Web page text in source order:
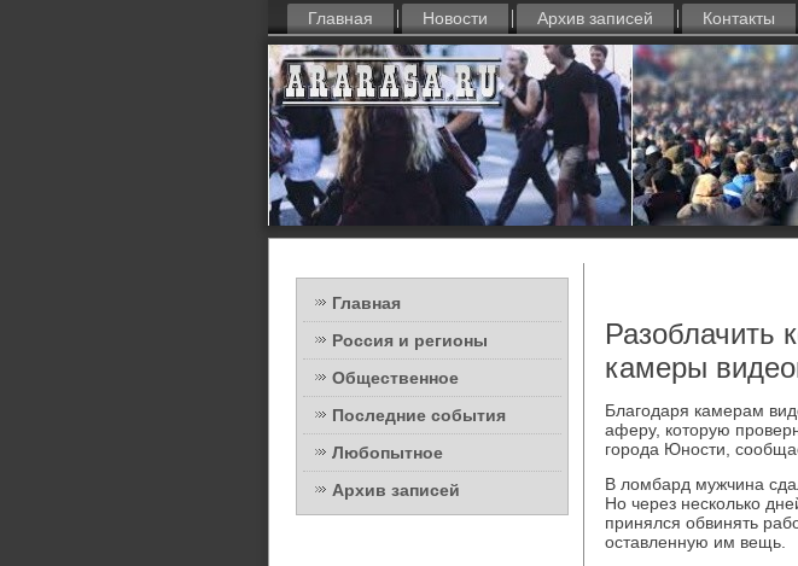
Главная Новости Архив записей Контакты
Главная
Россия и регионы
Общественное
Последние события
Любопытное
Архив записей
Разоблачить
камеры
Благодаря камерам
аферу, которую
города Юности,
В ломбард мужчина
Но через несколько
принялся обвинять
оставленную им вещь.